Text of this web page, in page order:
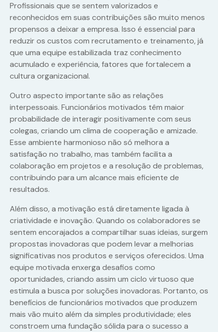
Profissionais que se sentem valorizados e
reconhecidos em suas contribuições são muito menos
propensos a deixar a empresa. Isso é essencial para
reduzir os custos com recrutamento e treinamento, já
que uma equipe estabilizada traz conhecimento
acumulado e experiência, fatores que fortalecem a
cultura organizacional.
Outro aspecto importante são as relações
interpessoais. Funcionários motivados têm maior
probabilidade de interagir positivamente com seus
colegas, criando um clima de cooperação e amizade.
Esse ambiente harmonioso não só melhora a
satisfação no trabalho, mas também facilita a
colaboração em projetos e a resolução de problemas,
contribuindo para um alcance mais eficiente de
resultados.
Além disso, a motivação está diretamente ligada à
criatividade e inovação. Quando os colaboradores se
sentem encorajados a compartilhar suas ideias, surgem
propostas inovadoras que podem levar a melhorias
significativas nos produtos e serviços oferecidos. Uma
equipe motivada enxerga desafios como
oportunidades, criando assim um ciclo virtuoso que
estimula a busca por soluções inovadoras. Portanto, os
benefícios de funcionários motivados que produzem
mais vão muito além da simples produtividade; eles
constroem uma fundação sólida para o sucesso a